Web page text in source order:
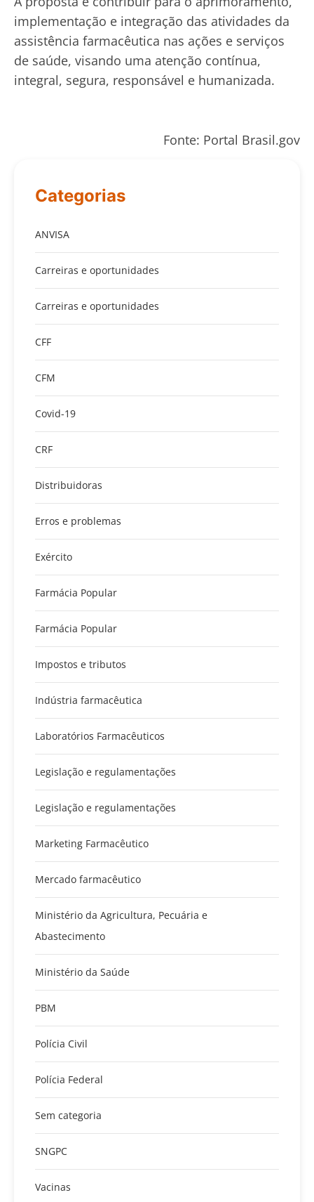
implementação e integração das atividades da
assistência farmacêutica nas ações e serviços
de saúde, visando uma atenção contínua,
integral, segura, responsável e humanizada.
Fonte: Portal Brasil.gov
Categorias
ANVISA
Carreiras e oportunidades
Carreiras e oportunidades
CFF
CFM
Covid-19
CRF
Distribuidoras
Erros e problemas
Exército
Farmácia Popular
Farmácia Popular
Impostos e tributos
Indústria farmacêutica
Laboratórios Farmacêuticos
Legislação e regulamentações
Legislação e regulamentações
Marketing Farmacêutico
Mercado farmacêutico
Ministério da Agricultura, Pecuária e
Abastecimento
Ministério da Saúde
PBM
Polícia Civil
Polícia Federal
Sem categoria
SNGPC
Vacinas